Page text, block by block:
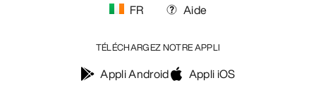
FR Aide
TÉLÉCHARGEZ NOTRE APPLI
Appli Android Appli iOS